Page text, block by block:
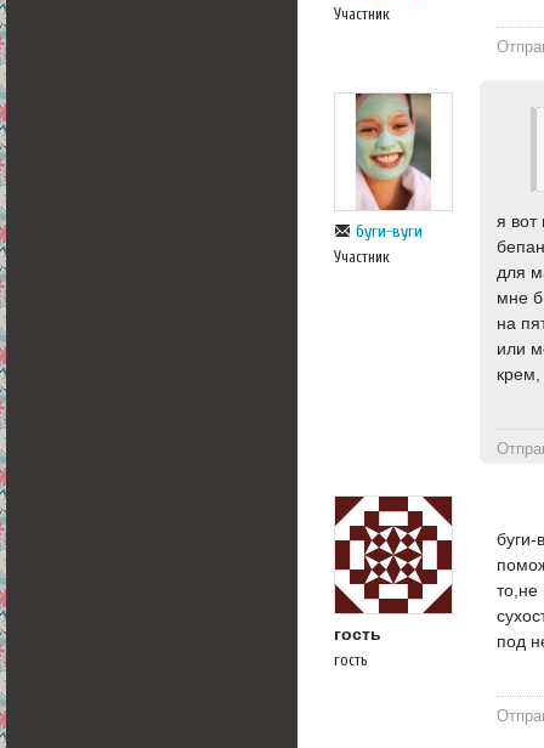
Участник
буги-вуги
Участник
я вот
для
мне
на
или
гость
гость
буги-
то,не
под